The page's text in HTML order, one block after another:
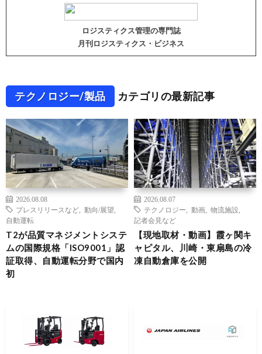
ロジスティクス管理の専門誌
月刊ロジスティクス・ビジネス
テクノロジー/製品 カテゴリの最新記事
2026.08.08
プレスリリースなど
動向/展望
自動運転
T2が品質マネジメントシステ
ムの国際規格「ISO9001」認
証取得、自動運転分野で国内
初
2026.08.07
テクノロジー
動画 物流施設
記者会見など
【現地取材・動画】霞ヶ関キ
ャピタル、川崎・東扇島の冷
凍自動倉庫を公開